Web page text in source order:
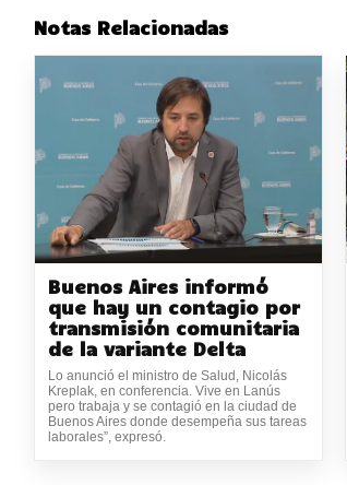
Notas Relacionadas
Buenos Aires informó
que hay un contagio por
transmisión comunitaria
de la variante Delta
Lo anunció el ministro de Salud, Nicolás
Kreplak, en conferencia. Vive en Lanús
pero trabaja y se contagió en la ciudad de
Buenos Aires donde desempeña sus tareas
laborales”, expresó.